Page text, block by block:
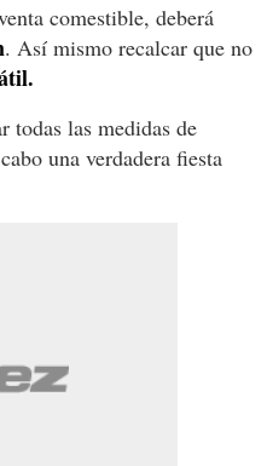
comestible, deberá
. Así mismo recalcar que no
todas las medidas de
una verdadera fiesta